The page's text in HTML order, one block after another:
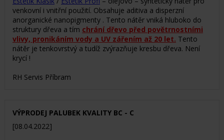
venkovní i vnitřní použití. Obsahuje aditiva a disperzní
anorganické nanopigmenty . Tento nátěr vniká hluboko do
struktury dřeva a tím chrání dřevo před povětrnostními
vlivy, pronikáním vody a UV zářením až 20 let. Tento
nátěr je tenkovrstvý a tudíž zvýrazňuje kresbu dřeva. Není
krycí !
RH Servis Příbram
VÝPRODEJ PALUBEK KVALITY BC - C
[08.04.2022]